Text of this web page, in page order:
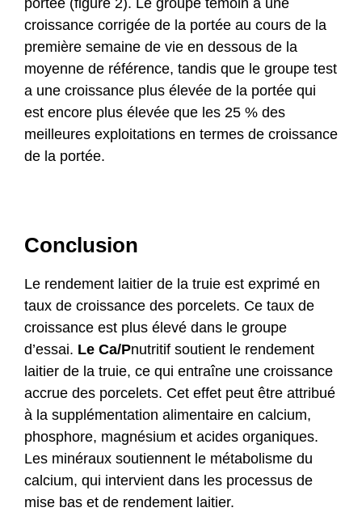
portée (figure 2). Le groupe témoin a une
croissance corrigée de la portée au cours de la
première semaine de vie en dessous de la
moyenne de référence, tandis que le groupe test
a une croissance plus élevée de la portée qui
est encore plus élevée que les 25 % des
meilleures exploitations en termes de croissance
de la portée.
Conclusion
Le rendement laitier de la truie est exprimé en
taux de croissance des porcelets. Ce taux de
croissance est plus élevé dans le groupe
d’essai. Le Ca/Pnutritif soutient le rendement
laitier de la truie, ce qui entraîne une croissance
accrue des porcelets. Cet effet peut être attribué
à la supplémentation alimentaire en calcium,
phosphore, magnésium et acides organiques.
Les minéraux soutiennent le métabolisme du
calcium, qui intervient dans les processus de
mise bas et de rendement laitier.